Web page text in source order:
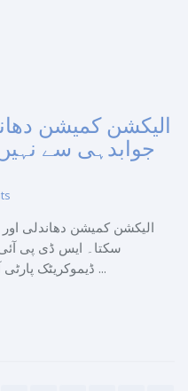
الیکشن کمیشن
جوابدہی سے
الیکشن کمیشن دھاندلی
سکتا۔ ایس ڈی پی
ڈیموکریٹک پارٹی آف انڈیا کے قومی نائب صدر اڈوکیٹ ...